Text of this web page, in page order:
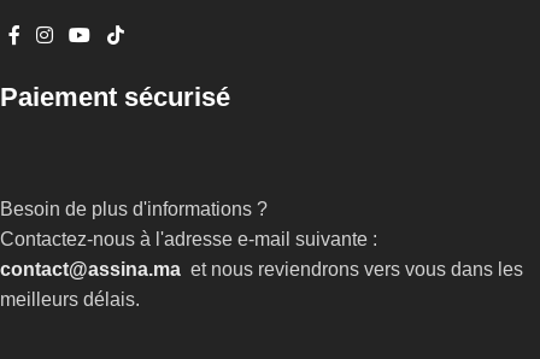
Paiement sécurisé
Besoin de plus d'informations ?
Contactez-nous à l'adresse e-mail suivante :
contact@assina.ma et nous reviendrons vers vous dans les
meilleurs délais.